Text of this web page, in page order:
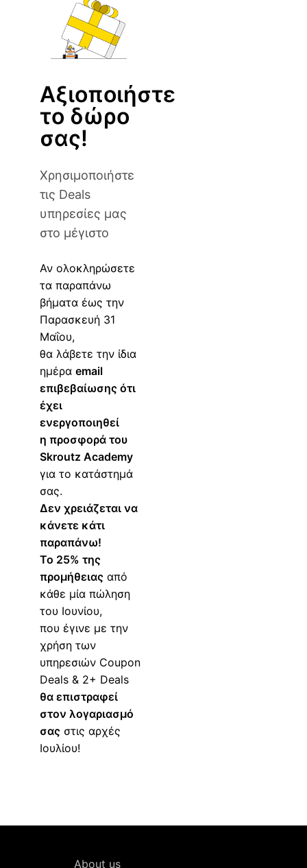
Αξιοποιήστε
το δώρο
σας!
Χρησιμοποιήστε
τις Deals
υπηρεσίες μας
στο μέγιστο
Αν ολοκληρώσετε
τα παραπάνω
βήματα έως την
Παρασκευή 31
Μαΐου,
θα λάβετε την ίδια
ημέρα email
επιβεβαίωσης ότι
έχει
ενεργοποιηθεί
η προσφορά του
Skroutz Academy
για το κατάστημά
σας.
Δεν χρειάζεται να
κάνετε κάτι
παραπάνω!
Το 25% της
προμήθειαςαπό
κάθε μία πώληση
του Ιουνίου,
που έγινε με την
χρήση των
υπηρεσιών Coupon
Deals & 2+ Deals
θα επιστραφεί
στον λογαριασμό
σαςστις αρχές
Ιουλίου!
About us